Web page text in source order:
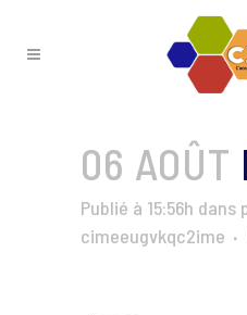
06 AOÛT
Publié à 15:56h dans
cimeeugvkqc2ime